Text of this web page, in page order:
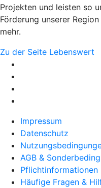
Projekten und leisten so
Förderung unserer
mehr.
Zu der Seite Lebenswert
Impressum
Datenschutz
AGB &
Pflichtinformationen
Häufige Fragen &